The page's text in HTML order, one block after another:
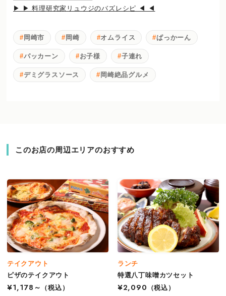
▶ ▶ 料理研究家リュウジのバズレシピ ◀ ◀
岡崎市 岡崎 オムライス ぱっかーん
パッカーン お子様 子連れ
デミグラスソース 岡崎絶品グルメ
このお店の周辺エリアのおすすめ
テイクアウト
ピザのテイクアウト
¥1,178～
（税込）
ランチ
特選八丁味噌カツセット
¥2,090
（税込）